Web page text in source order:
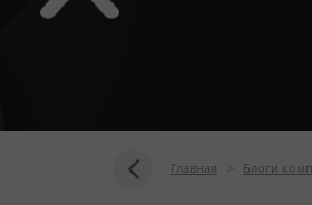
Главная > Блоги